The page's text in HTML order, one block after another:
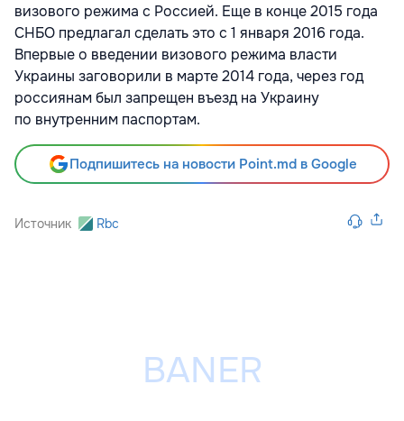
визового режима с Россией. Еще в конце 2015 года
СНБО предлагал сделать это с 1 января 2016 года.
Впервые о введении визового режима власти
Украины заговорили в марте 2014 года, через год
россиянам был запрещен въезд на Украину
по внутренним паспортам​.
Подпишитесь на новости Point.md в Google
Источник Rbc